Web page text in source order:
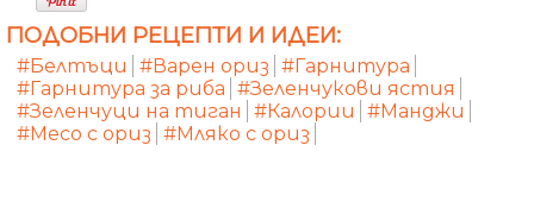
ПОДОБНИ РЕЦЕПТИ И ИДЕИ:
#Белтъци #Варен ориз #Гарнитура
#Гарнитура за риба #Зеленчукови ястия
#Зеленчуци на тиган
#Калории
#Манджи
#Месо с ориз #Мляко с ориз